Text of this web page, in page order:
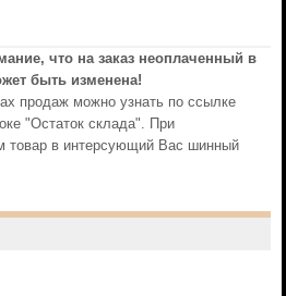
что на заказ неоплаченный в
быть изменена!
продаж можно узнать по ссылке
"Остаток склада". При
товар в интерсующий Вас шинный